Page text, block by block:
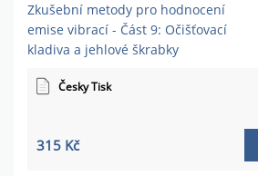
Zkušební metody pro hodnocení
emise vibrací - Část 9: Očišťovací
kladiva a jehlové škrabky
Česky Tisk
315 Kč